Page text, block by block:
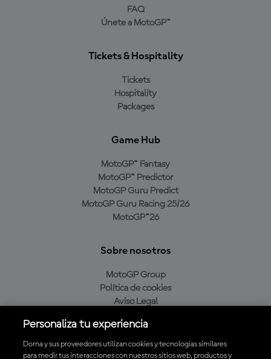
FAQ
Únete a MotoGP™
Tickets & Hospitality
Tickets
Hospitality
Packages
Game Hub
MotoGP™ Fantasy
MotoGP™ Predictor
MotoGP Guru Predict
MotoGP Guru Racing 25/26
MotoGP™26
Sobre nosotros
MotoGP Group
Política de cookies
Aviso Legal
Política de compra
Personaliza tu experiencia
Dorna y sus proveedores utilizan cookies y tecnologías similares
para medir tus interacciones con nuestros sitios web, productos y